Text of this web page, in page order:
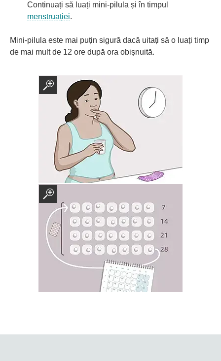
Continuați să luați mini-pilula și în timpul
menstruației.
Mini-pilula este mai puțin sigură dacă uitați să o luați timp
de mai mult de 12 ore după ora obișnuită.